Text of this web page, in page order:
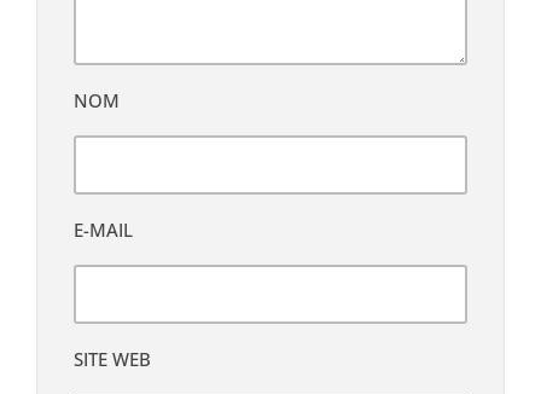
NOM
E-MAIL
SITE WEB